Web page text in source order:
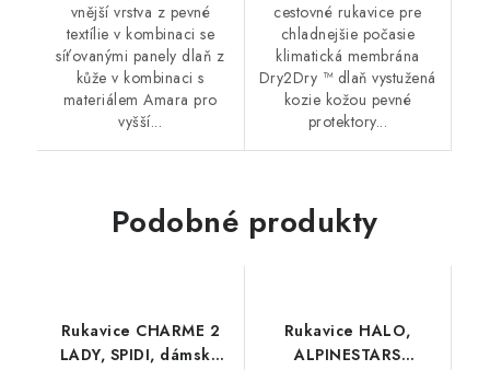
vnější vrstva z pevné
textílie v kombinaci se
síťovanými panely dlaň z
kůže v kombinaci s
materiálem Amara pro
vyšší...
cestovné rukavice pre
chladnejšie počasie
klimatická membrána
Dry2Dry ™ dlaň vystužená
kozie kožou pevné
protektory...
Podobné produkty
Rukavice CHARME 2
LADY, SPIDI, dámske
Rukavice HALO,
ALPINESTARS